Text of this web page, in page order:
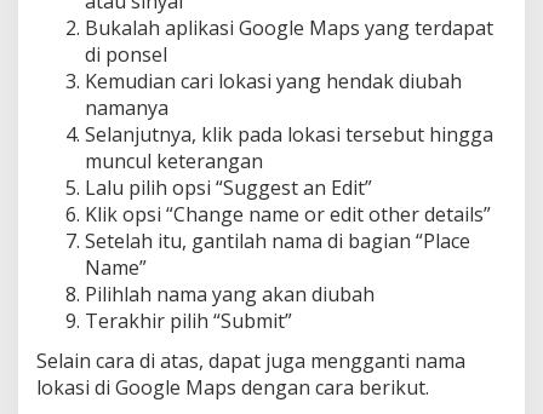
Bukalah aplikasi Google Maps yang terdapat
di ponsel
Kemudian cari lokasi yang hendak diubah
namanya
Selanjutnya, klik pada lokasi tersebut hingga
muncul keterangan
Lalu pilih opsi “Suggest an Edit”
Klik opsi “Change name or edit other details”
Setelah itu, gantilah nama di bagian “Place
Name”
Pilihlah nama yang akan diubah
Terakhir pilih “Submit”
Selain cara di atas, dapat juga mengganti nama
lokasi di Google Maps dengan cara berikut.